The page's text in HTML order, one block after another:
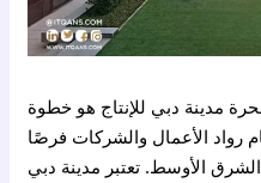
مدينة دبي للإنتاج هو خطوة
رواد الأعمال والشركات فرصًا
الأوسط. تعتبر مدينة دبي